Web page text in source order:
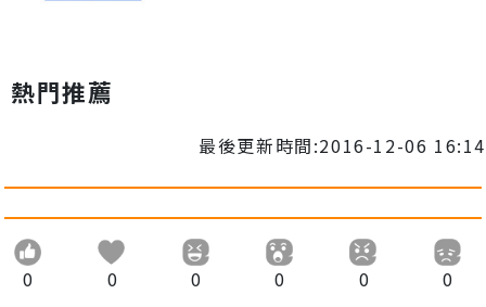
熱門推薦
最後更新時間:2016-12-06 16:14
0 0 0 0 0 0